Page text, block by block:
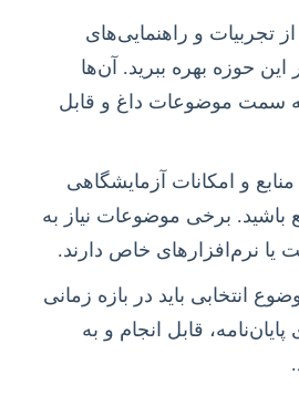
از تجربیات و راهنمایی‌های
حوزه بهره ببرید. آن‌ها
سمت موضوعات داغ و قابل
منابع و امکانات آزمایشگاهی
باشید. برخی موضوعات نیاز به
یا نرم‌افزارهای خاص دارند.
انتخابی باید در بازه زمانی
قابل انجام و به